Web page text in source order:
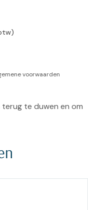
voorwaarden
te duwen en om